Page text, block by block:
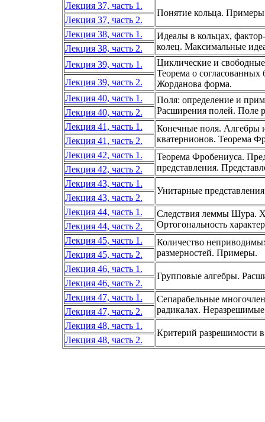
Лекция 37, часть 1.
Понятие кольца.
Лекция 37, часть 2.
Лекция 38, часть 1.
Идеалы в кольцах,
колец. Максимальные
Лекция 38, часть 2.
Лекция 39, часть 1.
Циклические и
Теорема о согласованных
Жорданова форма.
Лекция 39, часть 2.
Лекция 40, часть 1.
Поля: определение и
Расширения полей. Поле
Лекция 40, часть 2.
Лекция 41, часть 1.
Конечные поля. Алгебры
кватернионов. Теорема
Лекция 41, часть 2.
Лекция 42, часть 1.
Теорема Фробениуса.
представления.
Лекция 42, часть 2.
Лекция 43, часть 1.
Унитарные
Лекция 43, часть 2.
Лекция 44, часть 1.
Следствия леммы Шура.
Ортогональность
Лекция 44, часть 2.
Лекция 45, часть 1.
Количество
размерностей. Примеры.
Лекция 45, часть 2.
Лекция 46, часть 1.
Групповые алгебры.
Лекция 46, часть 2.
Лекция 47, часть 1.
Сепарабельные
радикалах. Неразрешимые
Лекция 47, часть 2.
Лекция 48, часть 1.
Критерий разрешимости
Лекция 48, часть 2.